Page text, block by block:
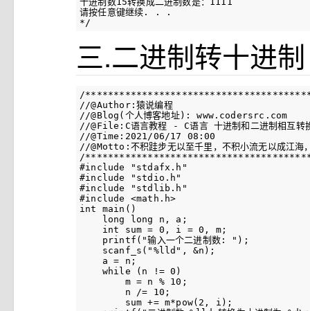
请按任意键继续. . .
*/
三.二进制转十进制
/
//@Author:猿说编程
//@Blog(个人博客地址): www.codersrc.com
//@File:C语言教程 - C语言 十进制和二进制相互转
//@Time:2021/06/17 08:00
//@Motto:不积跬步无以至千里，不积小流无以成江海
/
#include "stdafx.h"
#include "stdio.h"
#include "stdlib.h"
#include <math.h>
int main()
    long long n, a;
    int sum = 0, i = 0, m;
    printf("输入一个二进制数: ");
    scanf_s("%lld", &n);
    a = n;
    while (n != 0)
        m = n % 10;
        n /= 10;
        sum += m*pow(2, i);